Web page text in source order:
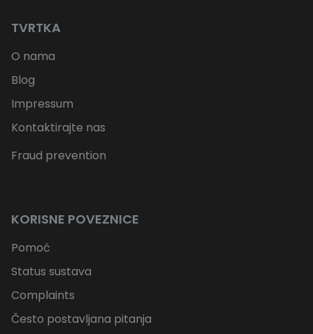
TVRTKA
O nama
Blog
Impressum
Kontaktirajte nas
Fraud prevention
KORISNE POVEZNICE
Pomoć
Status sustava
Complaints
Često postavljana pitanja